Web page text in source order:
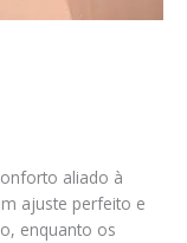
aliado à
ajuste perfeito e
enquanto os